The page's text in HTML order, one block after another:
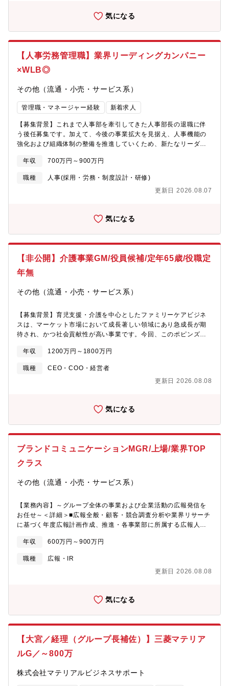
しております。【魅力】■第2創業期を迎える同社で、経営企画・
の多様な事業に横断的に関わり、経営層直下で企画～実行まで一
連をリードできます。■裁量が大きく、経営計画の実現と事業成長
にダイレクトに貢献できる環境です。■事業全体を動かす手触り感
力（段取り・計画策定）■細部まで段取りよく調整してオペレーシ
ョンに落とし込める力■フットワークが軽く、手を動かし、ハード
ワークで結果を出すまでやり切る力■優れた人間性・人望（高い倫
理観、責任感、他者を尊重して寄り添い、チームワークができる
人格）
関する会計基準に則った会計処理の検討（監査法人との協議含
益認識会計、税効果会計、減損会計等を含む）■会計監査対応 ■顧
料の作成、資金繰り表の作成（いずれも月次ベース）■年度予算・
中期予算の作成（管理統括本部長及び各部署と連携して作成） ■
（キャッシュ・フロー計算書、各種注記資料の作成含む）■支払・
【組織構成】メンバー2名【魅力】■日本で初めて税理士紹介ビジ
ーズの増加に支えられ、長年安定的に事業拡大を継続中■会計・経
理全般の責任者として、経営層と近いポジションで組織の中核で
活躍できる■取締役会や株主総会の運営にも携わり、経営に深く関
できる■税務実務の最先端や監査法人対応も積めるため専門性を高
められる■完全週休二日制、年間休日125日と働きやすい環境
気になる
【人事労務管理職】業界リーディングカンパニー
×WLB◎
その他（流通・小売・サービス系）
管理職・マネージャー経験 新着求人
【募集背景】これまで人事部を牽引してきた人事部長の退職に伴
う後任募集です。加えて、今後の事業拡大を見据え、人事機能の
強化および組織体制の整備を推進していくため、新たなリーダー
点数、人員数が右肩上がりの成長をしている中で、人事部として
同社を支えて頂き、強化して頂きたいと思っております。労務管
理・制度設計など、今までのご経験の中で活かせる部分でご活躍
頂きたいと思っております。【業務内容】■部内マネジメント人事
（勤怠管理、社保、規程改定、労務対応等）■人事管理（人事情報
対応■制度企画、改正、運用【組織構成】人事部長はじめ、労務担
30時間程度、役職定年が無いので長期キャリア形成が可能■業容拡
大による組織強化の為、裁量を持って働く事が出来る■中途入社で
可能
年収 700万円～900万円
職種
人事(採用・労務・制度設計・研修)
更新日 2026.08.07
気になる
【非公開】介護事業GM/役員候補/定年65歳/役職定
年無
その他（流通・小売・サービス系）
【募集背景】育児支援・介護を中心としたファミリーケアビジネ
スは、マーケット市場において成長著しい領域にあり急成長が期
待され、かつ社会貢献性が高い事業です。今回、このポピンズグ
事業をより拡大させるため、戦略立案～実行を担っていただける
方を募集しております。【期待する役割】事業拡大を見据えたPL
管理、組織のエンゲージメント向上に向けたピープルマネジメン
ト、ならびにサービス品質向上を起点としたリスクマネジメント
全体のKPI及び収益管理・新規顧客開拓からリピート率向上までの
ルの開発・お客様の声を通じた理想のサービス設計・パフォーマ
営会議でのレポーティング・様々なステークホルダーとの連携、
折衝・交渉【組織構成】・役員2名・GM1名 ・MGR3名・アシス
っていただき、将来的には役員を目指していただく予定です【働
ることができる・複数のプロジェクトに携わりスピード感を持っ
て推進が出来る経験・事業グロースを支える戦略の立案及びそれ
に基づく各施策の企画・実行する経験 ・将来的に役員を目指す
ことができる
年収 1200万円～1800万円
職種
CEO・COO・経営者
更新日 2026.08.08
気になる
ブランドコミュニケーションMGR/上場/業界TOP
クラス
その他（流通・小売・サービス系）
【業務内容】～グループ全体の事業および企業活動の広報発信を
お任せ～＜詳細＞■広報全般・顧客・競合調査分析や業界リサーチ
に基づく年度広報計画作成、推進・各事業部に所属する広報人材
知・ブランド力向上のための広報・ＩＲ戦略立案と実行・ニュー
スの発掘とアセット（Press release・Press Kit・Q&A・News
Letter等）作成、SNSを含む配信、管理・ＰＲ施策・イベントの
企画と実行・オンラインを含むメディアとの折衝、取材・メディ
員のモチベーション向上のための戦略立案と実行・イントラネッ
ームページサイトの管理運用 【同社について】同社グループ
ます。」というミッションの下、㈱ポピンズを親会社とし、連結
子会社5社（株式会社ポピンズエデュケア、株式会社ポピンズファ
ピンズシッター、株式会社ウィッシュ）、非連結子会社Poppins
年収 600万円～900万円
職種
広報・IR
更新日 2026.08.08
気になる
【大宮／経理（グループ長補佐）】三菱マテリア
ルG／～800万
株式会社マテリアルビジネスサポート